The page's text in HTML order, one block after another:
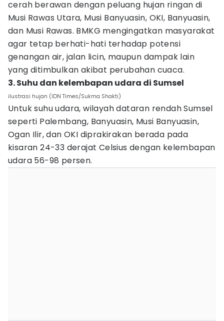
cerah berawan dengan peluang hujan ringan di
Musi Rawas Utara, Musi Banyuasin, OKI, Banyuasin,
dan Musi Rawas. BMKG mengingatkan masyarakat
agar tetap berhati-hati terhadap potensi
genangan air, jalan licin, maupun dampak lain
yang ditimbulkan akibat perubahan cuaca.
3. Suhu dan kelembapan udara di Sumsel
ilustrasi hujan (IDN Times/Sukma Shakti)
Untuk suhu udara, wilayah dataran rendah Sumsel
seperti Palembang, Banyuasin, Musi Banyuasin,
Ogan Ilir, dan OKI diprakirakan berada pada
kisaran 24-33 derajat Celsius dengan kelembapan
udara 56-98 persen.